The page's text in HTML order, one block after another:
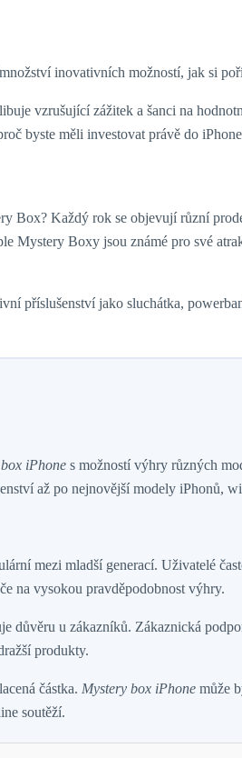
inovativních možností, jak si
vzrušující zážitek a šanci na
byste měli investovat právě do
Box? Každý rok se objevují různí
Mystery Boxy jsou známé pro své
příslušenství jako sluchátka,
iPhone s možností výhry různých
až po nejnovější modely
mezi mladší generací. Uživatelé
na vysokou pravděpodobnost výhry.
důvěru u zákazníků. Zákaznická
produkty.
částka. Mystery box iPhone může
soutěží.